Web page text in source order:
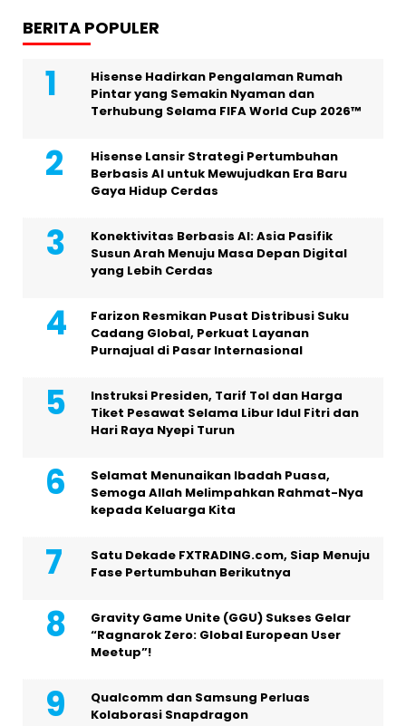
BERITA POPULER
Hisense Hadirkan Pengalaman Rumah
Pintar yang Semakin Nyaman dan
Terhubung Selama FIFA World Cup 2026™
Hisense Lansir Strategi Pertumbuhan
Berbasis AI untuk Mewujudkan Era Baru
Gaya Hidup Cerdas
Konektivitas Berbasis AI: Asia Pasifik
Susun Arah Menuju Masa Depan Digital
yang Lebih Cerdas
Farizon Resmikan Pusat Distribusi Suku
Cadang Global, Perkuat Layanan
Purnajual di Pasar Internasional
Instruksi Presiden, Tarif Tol dan Harga
Tiket Pesawat Selama Libur Idul Fitri dan
Hari Raya Nyepi Turun
Selamat Menunaikan Ibadah Puasa,
Semoga Allah Melimpahkan Rahmat-Nya
kepada Keluarga Kita
Satu Dekade FXTRADING.com, Siap Menuju
Fase Pertumbuhan Berikutnya
Gravity Game Unite (GGU) Sukses Gelar
“Ragnarok Zero: Global European User
Meetup”!
Qualcomm dan Samsung Perluas
Kolaborasi Snapdragon